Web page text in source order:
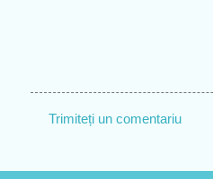
Trimiteți un comentariu